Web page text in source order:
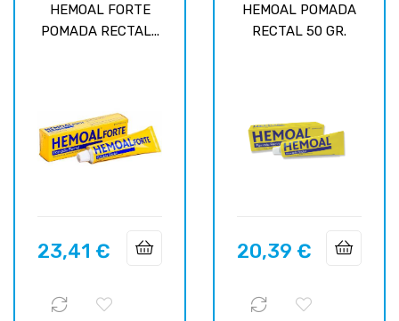
HEMOAL FORTE
POMADA RECTAL...
Prix
23,41 €
HEMOAL POMADA
RECTAL 50 GR.
Prix
20,39 €